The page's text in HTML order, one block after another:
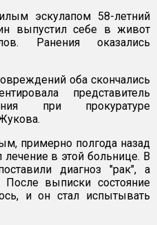
эскулапом 58-летний
выпустил себе в живот
Ранения оказались
оба скончались
представитель
при прокуратуре
примерно полгода назад
в этой больнице. В
диагноз "рак", а
выписки состояние
и он стал испытывать